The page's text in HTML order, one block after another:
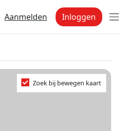
Aanmelden Inloggen
Zoek bij bewegen kaart